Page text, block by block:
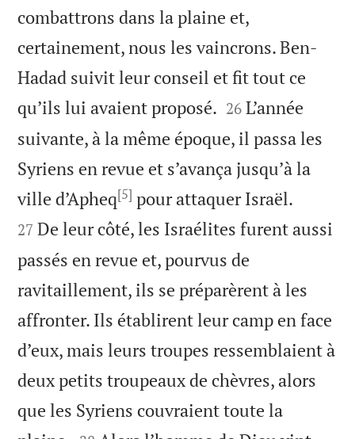
combattrons dans la plaine et,
certainement, nous les vaincrons. Ben-
Hadad suivit leur conseil et fit tout ce
qu’ils lui avaient proposé. 

26 L’année
suivante, à la même époque, il passa les
Syriens en revue et s’avança jusqu’à la
ville d’Apheq[5] pour attaquer Israël.
27 De leur côté, les Israélites furent aussi
passés en revue et, pourvus de
ravitaillement, ils se préparèrent à les
affronter. Ils établirent leur camp en face
d’eux, mais leurs troupes ressemblaient à
deux petits troupeaux de chèvres, alors
que les Syriens couvraient toute la